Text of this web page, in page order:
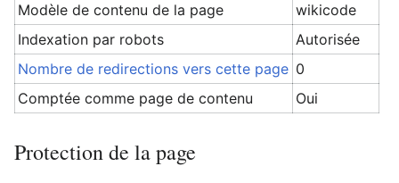
Modèle de contenu de la page
wikicode
Indexation par robots
Autorisée
Nombre de redirections vers cette page 0
Comptée comme page de contenu
Oui
Protection de la page